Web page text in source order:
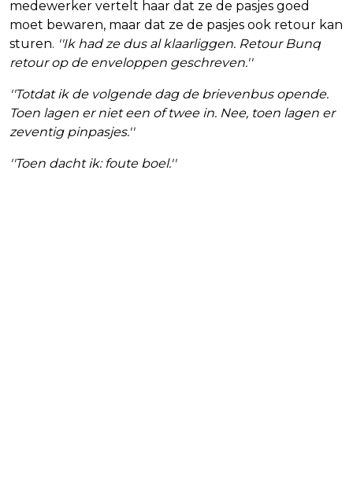
medewerker vertelt haar dat ze de pasjes goed
moet bewaren, maar dat ze de pasjes ook retour kan
sturen. ''Ik had ze dus al klaarliggen. Retour Bunq
retour op de enveloppen geschreven.''
''Totdat ik de volgende dag de brievenbus opende.
Toen lagen er niet een of twee in. Nee, toen lagen er
zeventig pinpasjes.''
''Toen dacht ik: foute boel.''